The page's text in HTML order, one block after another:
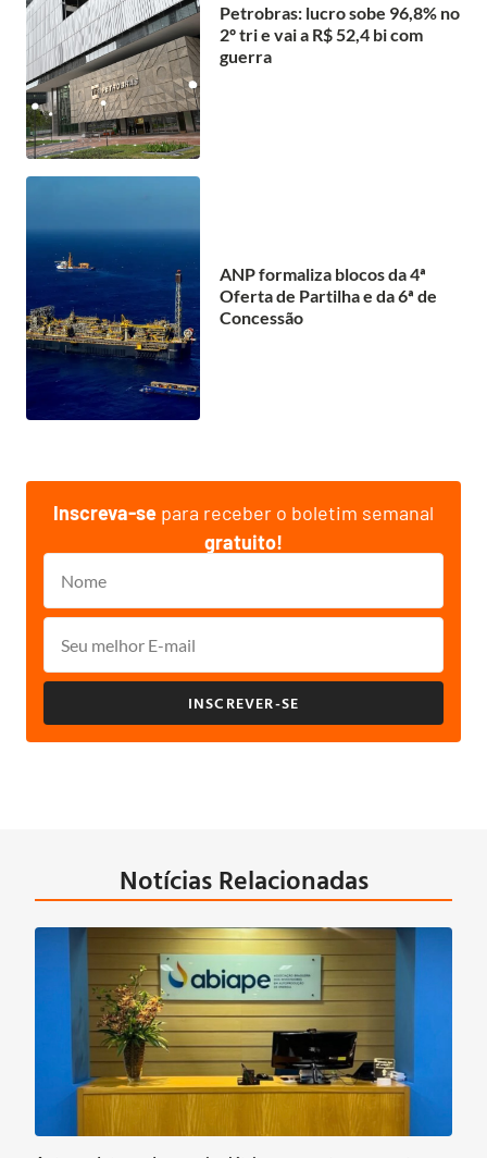
Petrobras: lucro sobe 96,8% no
2º tri e vai a R$ 52,4 bi com
guerra
ANP formaliza blocos da 4ª
Oferta de Partilha e da 6ª de
Concessão
Inscreva-se para receber o boletim semanal
gratuito!
INSCREVER-SE
Notícias Relacionadas